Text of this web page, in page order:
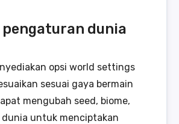
pengaturan dunia
opsi world settings
sesuai gaya bermain
mengubah seed, biome,
untuk menciptakan